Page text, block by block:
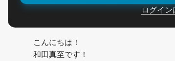
ログイン
水面ゲームが楽
こんにちは！
和田真至です！